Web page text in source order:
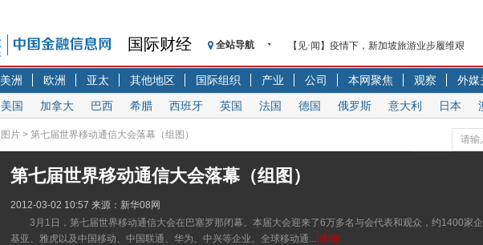
国际财经 全站导航
【见·闻】疫情下，新加坡旅游业步履维艰
记者手记：疫情下的香港零售业如何浴火重生
【见·闻】疫情下一家香港传统零售商的转型
济安金信：中国基金市场数据分析周报（
【新华财经调查】同业存单、结构性存款玩
在“隐秘的角落”
央行公开市场净投放300亿元 短端资金利率明
恒生聚源：北斗收官之星发射成功，全产业链
美洲 欧洲 亚太 其他地区 国际组织 产业 公司 本网聚焦 观察
外媒
美国 加拿大 巴西 希腊 西班牙 英国 法国 德国 俄罗斯 意大利 日本
图片 > 第七届世界移动通信大会落幕（组图）
第七届世界移动通信大会落幕（组图）
2012-03-02 10:57 来源：新华08网
3月1日，第七届世界移动通信大会在巴塞罗那闭幕。本届大会迎来了6万多名与会代表和观众，约1400家
基亚、雅虎以及中国移动、中国联通、华为、中兴等企业。全球移动通...[详细]